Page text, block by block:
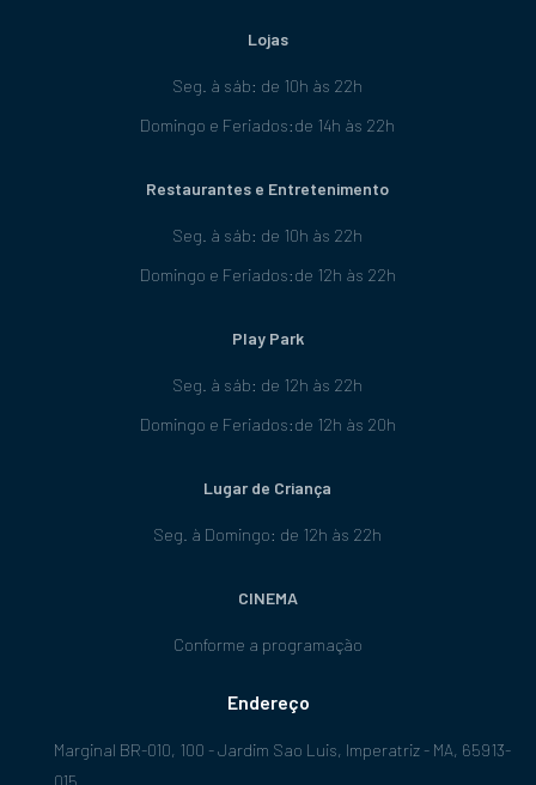
Lojas
Seg. à sáb: de 10h às 22h
Domingo e Feriados:de 14h às 22h
Restaurantes e Entretenimento
Seg. à sáb: de 10h às 22h
Domingo e Feriados:de 12h às 22h
Play Park
Seg. à sáb: de 12h às 22h
Domingo e Feriados:de 12h às 20h
Lugar de Criança
Seg. à Domingo: de 12h às 22h
CINEMA
Conforme a programação
Endereço
Marginal BR-010, 100 - Jardim Sao Luis, Imperatriz - MA, 65913-
015